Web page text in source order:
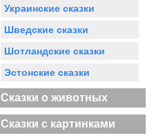
Украинские сказки
Шведские сказки
Шотландские сказки
Эстонские сказки
Сказки о животных
Сказки с картинками